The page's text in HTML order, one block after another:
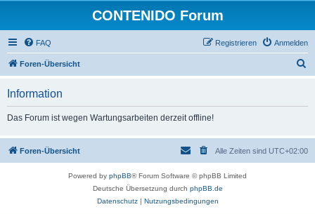
CONTENIDO Forum
FAQ Anmelden
Registrieren
Foren-Übersicht
Information
Das Forum ist wegen Wartungsarbeiten derzeit offline!
Foren-Übersicht Alle Zeiten sind UTC+02:00
Powered by phpBB® Forum Software © phpBB Limited
Deutsche Übersetzung durch phpBB.de
Datenschutz| Nutzungsbedingungen